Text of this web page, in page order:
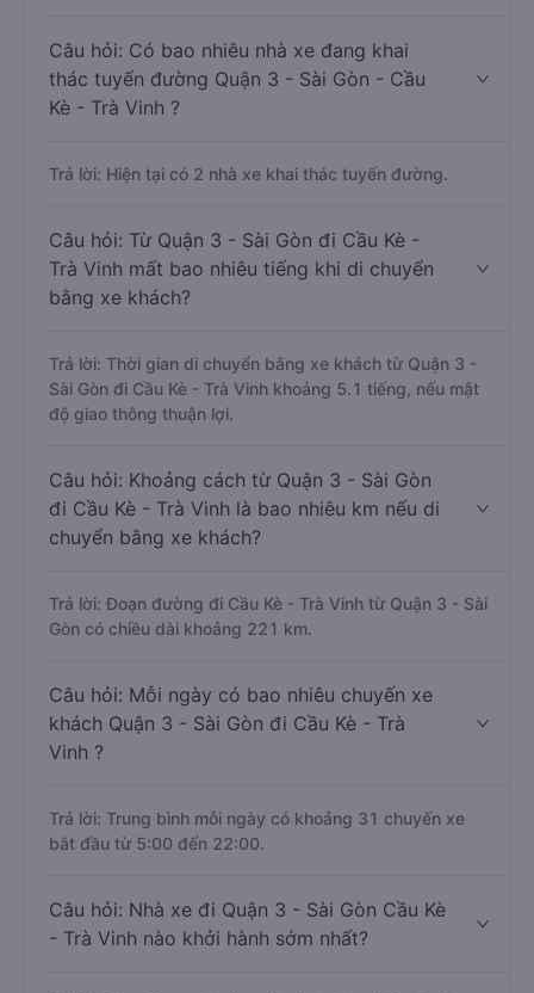
Câu hỏi: Có bao nhiêu nhà xe đang khai
thác tuyến đường Quận 3 - Sài Gòn - Cầu
Kè - Trà Vinh ?
Trả lời: Hiện tại có 2 nhà xe khai thác tuyến đường.
Câu hỏi: Từ Quận 3 - Sài Gòn đi Cầu Kè -
Trà Vinh mất bao nhiêu tiếng khi di chuyển
bằng xe khách?
Trả lời: Thời gian di chuyển bằng xe khách từ Quận 3 -
Sài Gòn đi Cầu Kè - Trà Vinh khoảng 5.1 tiếng, nếu mật
độ giao thông thuận lợi.
Câu hỏi: Khoảng cách từ Quận 3 - Sài Gòn
đi Cầu Kè - Trà Vinh là bao nhiêu km nếu di
chuyển bằng xe khách?
Trả lời: Đoạn đường đi Cầu Kè - Trà Vinh từ Quận 3 - Sài
Gòn có chiều dài khoảng 221 km.
Câu hỏi: Mỗi ngày có bao nhiêu chuyến xe
khách Quận 3 - Sài Gòn đi Cầu Kè - Trà
Vinh ?
Trả lời: Trung bình mỗi ngày có khoảng 31 chuyến xe
bắt đầu từ 5:00 đến 22:00.
Câu hỏi: Nhà xe đi Quận 3 - Sài Gòn Cầu Kè
- Trà Vinh nào khởi hành sớm nhất?